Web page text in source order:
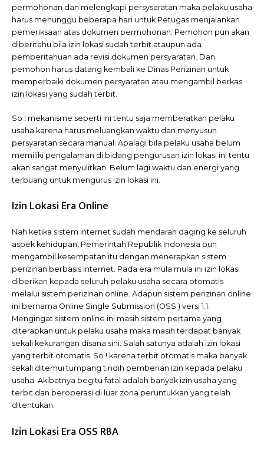
permohonan dan melengkapi persysaratan maka pelaku usaha
harus menunggu beberapa hari untuk Petugas menjalankan
pemeriksaan atas dokumen permohonan. Pemohon pun akan
diberitahu bila izin lokasi sudah terbit ataupun ada
pemberitahuan ada revisi dokumen persyaratan. Dan
pemohon harus datang kembali ke Dinas Perizinan untuk
memperbaiki dokumen persyaratan atau mengambil berkas
izin lokasi yang sudah terbit.
So ! mekanisme seperti ini tentu saja memberatkan pelaku
usaha karena harus meluangkan waktu dan menyusun
persyaratan secara manual. Apalagi bila pelaku usaha belum
memiliki pengalaman di bidang pengurusan izin lokasi ini tentu
akan sangat menyulitkan. Belum lagi waktu dan energi yang
terbuang untuk mengurus izin lokasi ini.
Izin Lokasi Era Online
Nah ketika sistem internet sudah mendarah daging ke seluruh
aspek kehidupan, Pemerintah Republik Indonesia pun
mengambil kesempatan itu dengan menerapkan sistem
perizinan berbasis internet. Pada era mula mula ini izin lokasi
diberikan kepada seluruh pelaku usaha secara otomatis
melalui sistem perizinan online. Adapun sistem perizinan online
ini bernama Online Single Submission (OSS ) versi 1.1.
Mengingat sistem online ini masih sistem pertama yang
diterapkan untuk pelaku usaha maka masih terdapat banyak
sekali kekurangan disana sini. Salah satunya adalah izin lokasi
yang terbit otomatis. So ! karena terbit otomatis maka banyak
sekali ditemui tumpang tindih pemberian izin kepada pelaku
usaha. Akibatnya begitu fatal adalah banyak izin usaha yang
terbit dan beroperasi di luar zona peruntukkan yang telah
ditentukan.
Izin Lokasi Era OSS RBA